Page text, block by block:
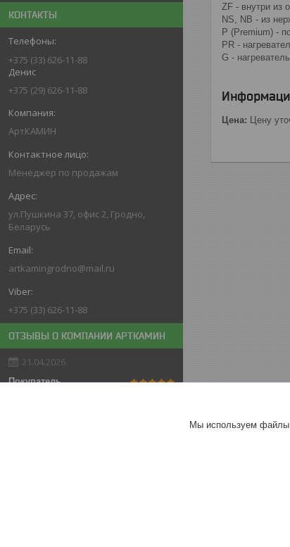
КОНТАКТЫ
+375 (33) 626-11-88
Денис
+375 (29) 626-11-88
АртКАМИН
Менеджер по продажам
ул.Пушкина 37, офис 2, Гродно,
Беларусь
artkamingrodno@mail.ru
+375 (33) 626-11-88
ОТЗЫВЫ О КОМПАНИИ АРТКАМИН
21.04.2026
Покупатель
ZF - внутри из
NS, NB - из
P (Premium) -
PR -
G -
Цена: Цену
Мы используем файлы